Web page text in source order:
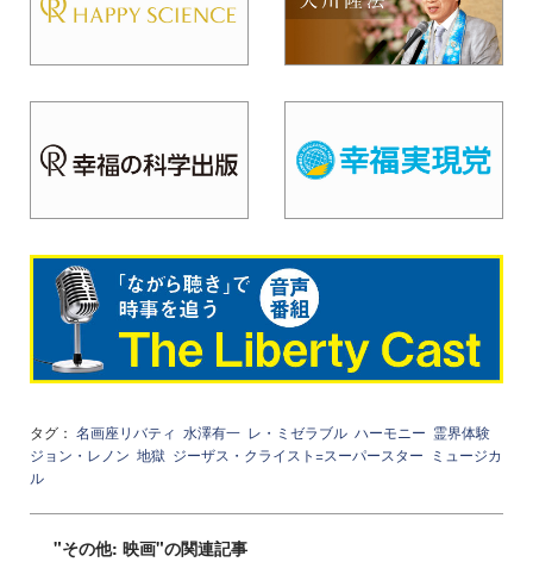
タグ： 名画座リバティ 水澤有一 レ・ミゼラブル ハーモニー 霊界体験
ジョン・レノン 地獄 ジーザス・クライスト=スーパースター ミュージカ
ル
"その他: 映画"の関連記事